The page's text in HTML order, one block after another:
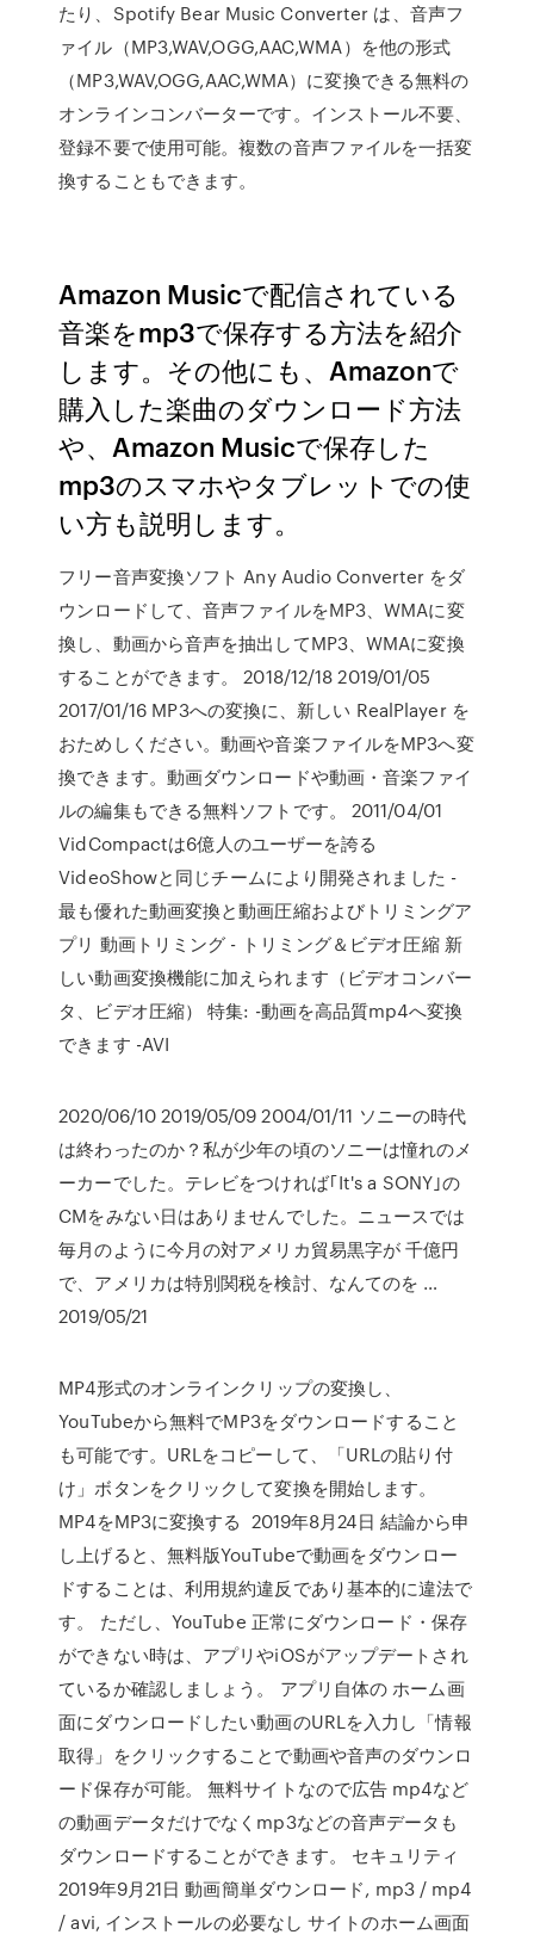
たり、Spotify Bear Music Converter は、音声フ
ァイル（MP3,WAV,OGG,AAC,WMA）を他の形式
（MP3,WAV,OGG,AAC,WMA）に変換できる無料の
オンラインコンバーターです。インストール不要、
登録不要で使用可能。複数の音声ファイルを一括変
換することもできます。
Amazon Musicで配信されている
音楽をmp3で保存する方法を紹介
します。その他にも、Amazonで
購入した楽曲のダウンロード方法
や、Amazon Musicで保存した
mp3のスマホやタブレットでの使
い方も説明します。
フリー音声変換ソフト Any Audio Converter をダ
ウンロードして、音声ファイルをMP3、WMAに変
換し、動画から音声を抽出してMP3、WMAに変換
することができます。 2018/12/18 2019/01/05
2017/01/16 MP3への変換に、新しい RealPlayer を
おためしください。動画や音楽ファイルをMP3へ変
換できます。動画ダウンロードや動画・音楽ファイ
ルの編集もできる無料ソフトです。 2011/04/01
VidCompactは6億人のユーザーを誇る
VideoShowと同じチームにより開発されました -
最も優れた動画変換と動画圧縮およびトリミングア
プリ 動画トリミング - トリミング＆ビデオ圧縮 新
しい動画変換機能に加えられます（ビデオコンバー
タ、ビデオ圧縮） 特集: -動画を高品質mp4へ変換
できます -AVI
2020/06/10 2019/05/09 2004/01/11 ソニーの時代
は終わったのか？私が少年の頃のソニーは憧れのメ
ーカーでした。テレビをつければ｢It's a SONY｣の
CMをみない日はありませんでした。ニュースでは
毎月のように今月の対アメリカ貿易黒字が 千億円
で、アメリカは特別関税を検討、なんてのを …
2019/05/21
MP4形式のオンラインクリップの変換し、
YouTubeから無料でMP3をダウンロードすること
も可能です。URLをコピーして、「URLの貼り付
け」ボタンをクリックして変換を開始します。
MP4をMP3に変換する 2019年8月24日 結論から申
し上げると、無料版YouTubeで動画をダウンロー
ドすることは、利用規約違反であり基本的に違法で
す。 ただし、YouTube 正常にダウンロード・保存
ができない時は、アプリやiOSがアップデートされ
ているか確認しましょう。 アプリ自体の ホーム画
面にダウンロードしたい動画のURLを入力し「情報
取得」をクリックすることで動画や音声のダウンロ
ード保存が可能。 無料サイトなので広告 mp4など
の動画データだけでなくmp3などの音声データも
ダウンロードすることができます。 セキュリティ
2019年9月21日 動画簡単ダウンロード, mp3 / mp4
/ avi, インストールの必要なし サイトのホーム画面